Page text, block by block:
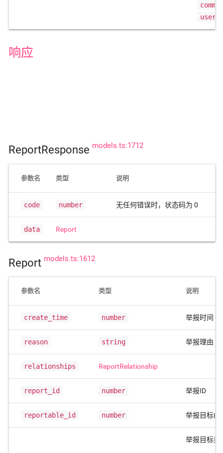
user
响应
ReportResponse models.ts:1712
参数名 类型 说明
code number 无任何错误时，状态码为 0
data Report
Report models.ts:1612
参数名 类型 说明
create_time number 举报时间
reason string 举报理由
relationships ReportRelationship
report_id number 举报ID
reportable_id number 举报目标的
举报目标类